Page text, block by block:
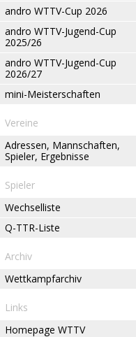
andro WTTV-Cup 2026
andro WTTV-Jugend-Cup
2025/26
andro WTTV-Jugend-Cup
2026/27
mini-Meisterschaften
Vereine
Adressen, Mannschaften,
Spieler, Ergebnisse
Spieler
Wechselliste
Q-TTR-Liste
Archiv
Wettkampfarchiv
Links
Homepage WTTV